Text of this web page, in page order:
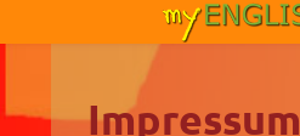
Impressum